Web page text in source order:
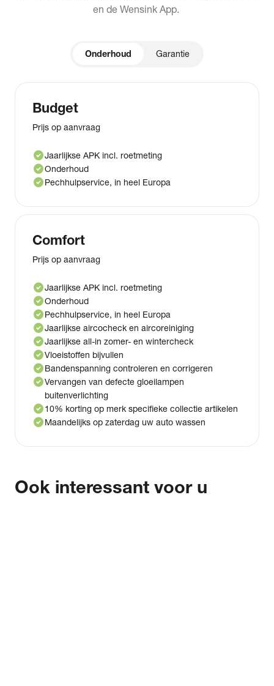
en de Wensink App.
Onderhoud Garantie
Budget
Prijs op aanvraag
check_circleJaarlijkse APK incl. roetmeting
check_circleOnderhoud
check_circlePechhulpservice, in heel Europa
Comfort
Prijs op aanvraag
check_circleJaarlijkse APK incl. roetmeting
check_circleOnderhoud
check_circlePechhulpservice, in heel Europa
check_circleJaarlijkse aircocheck en aircoreiniging
check_circleJaarlijkse all-in zomer- en wintercheck
check_circleVloeistoffen bijvullen
check_circleBandenspanning controleren en corrigeren
check_circleVervangen van defecte gloeilampen
buitenverlichting
check_circle10% korting op merk specifieke collectie artikelen
check_circleMaandelijks op zaterdag uw auto wassen
Ook interessant voor u